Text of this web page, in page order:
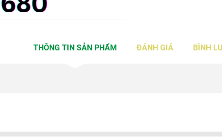
THÔNG TIN SẢN PHẨM ĐÁNH GIÁ BÌNH